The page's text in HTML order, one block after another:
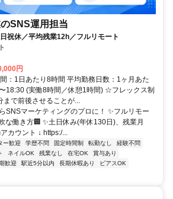
SNS運用担当
祝休／平均残業12h／フルリモート
円
：1日あたり8時間 平均勤務日数：1ヶ月あた
18:30 (実働8時間／休憩1時間) ☆フレックス制
で前後させることが...
SNSマーケティングのプロに！ ✨フルリモー
な働き方🏢 ✨土日休み(年休130日)、残業月
カウント ↓ https:/...
ー歓迎 学歴不問 固定時間制 転勤なし
経験不問
ネイルOK 残業なし 在宅OK
賞与あり
歓迎 駅近5分以内 長期休暇あり
ピアスOK